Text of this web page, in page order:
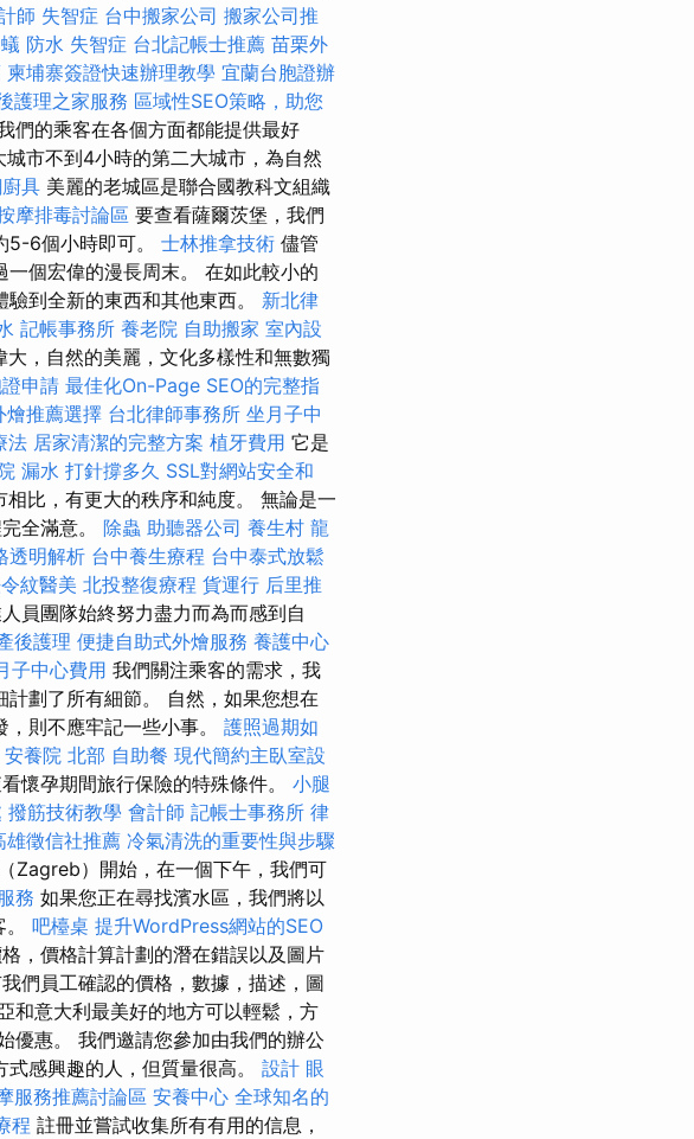
師 失智症 台中搬家公司 搬家公司推
防水 失智症 台北記帳士推薦 苗栗外
柬埔寨簽證快速辦理教學 宜蘭台胞證辦
護理之家服務 區域性SEO策略，助您
們的乘客在各個方面都能提供最好
市不到4小時的第二大城市，為自然
具 美麗的老城區是聯合國教科文組織
摩排毒討論區 要查看薩爾茨堡，我們
5-6個小時即可。 士林推拿技術 儘管
個宏偉的漫長周末。 在如此較小的
到全新的東西和其他東西。 新北律
記帳事務所 養老院 自助搬家 室內設
，自然的美麗，文化多樣性和無數獨
申請 最佳化On-Page SEO的完整指
燴推薦選擇 台北律師事務所 坐月子中
法 居家清潔的完整方案 植牙費用 它是
漏水 打針撐多久 SSL對網站安全和
相比，有更大的秩序和純度。 無論是一
全滿意。 除蟲 助聽器公司 養生村 龍
透明解析 台中養生療程 台中泰式放鬆
紋醫美 北投整復療程 貨運行 后里推
員團隊始終努力盡力而為而感到自
後護理 便捷自助式外燴服務 養護中心
子中心費用 我們關注乘客的需求，我
劃了所有細節。 自然，如果您想在
則不應牢記一些小事。 護照過期如
安養院 北部 自助餐 現代簡約主臥室設
懷孕期間旅行保險的特殊條件。 小腿
撥筋技術教學 會計師 記帳士事務所 律
雄徵信社推薦 冷氣清洗的重要性與步驟
Zagreb）開始，在一個下午，我們可
務 如果您正在尋找濱水區，我們將以
吧檯桌 提升WordPress網站的SEO
，價格計算計劃的潛在錯誤以及圖片
我們員工確認的價格，數據，描述，圖
和意大利最美好的地方可以輕鬆，方
優惠。 我們邀請您參加由我們的辦公
感興趣的人，但質量很高。 設計 眼
服務推薦討論區 安養中心 全球知名的
程 註冊並嘗試收集所有有用的信息，